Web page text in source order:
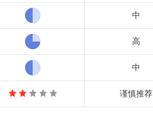
中
高
中
谨慎推荐